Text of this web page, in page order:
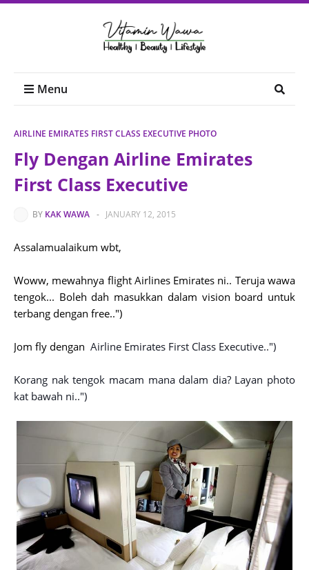
Menu
AIRLINE EMIRATES FIRST CLASS EXECUTIVE PHOTO
Fly Dengan Airline Emirates
First Class Executive
BY KAK WAWA - JANUARY 12, 2015
Assalamualaikum wbt,
Woww, mewahnya flight Airlines Emirates ni.. Teruja wawa
tengok... Boleh dah masukkan dalam vision board untuk
terbang dengan free..")
Jom fly dengan Airline Emirates First Class Executive..")
Korang nak tengok macam mana dalam dia? Layan photo
kat bawah ni..")